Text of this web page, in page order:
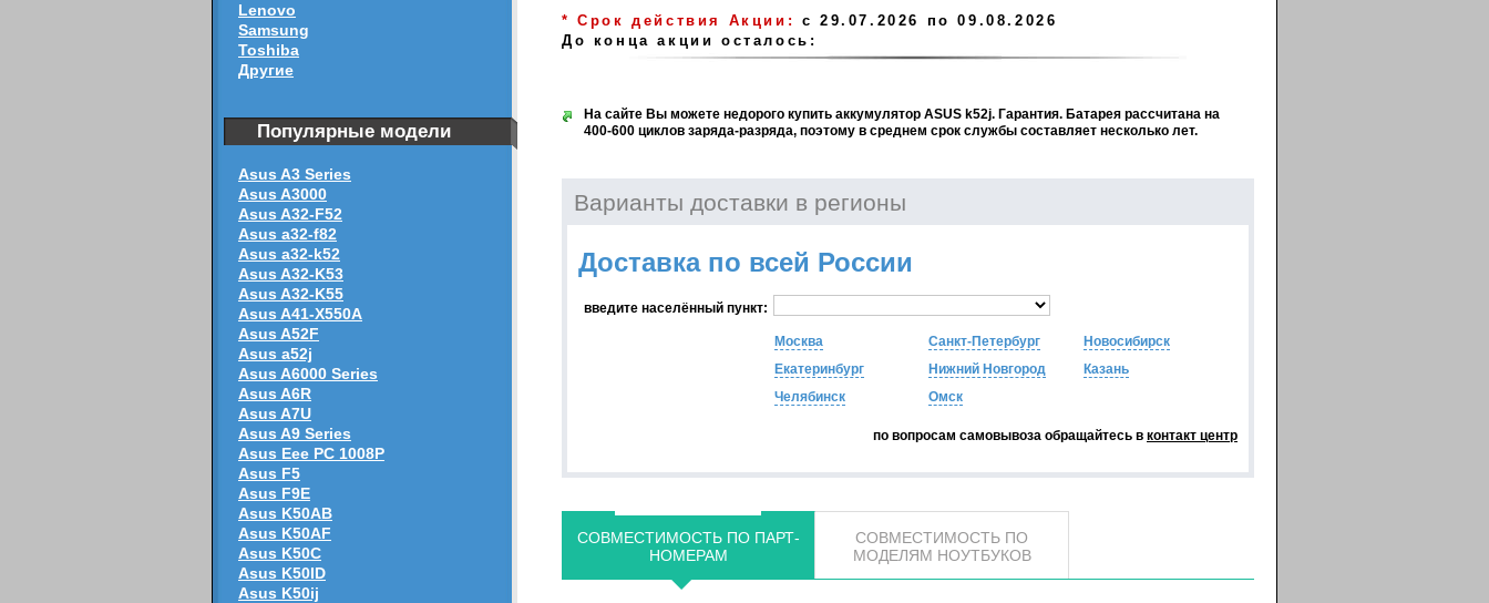
Lenovo
Samsung
Toshiba
Другие
Популярные модели
Asus A3 Series
Asus A3000
Asus A32-F52
Asus a32-f82
Asus a32-k52
Asus A32-K53
Asus A32-K55
Asus A41-X550A
Asus A52F
Asus a52j
Asus A6000 Series
Asus A6R
Asus A7U
Asus A9 Series
Asus Eee PC 1008P
Asus F5
Asus F9E
Asus K50AB
Asus K50AF
Asus K50C
Asus K50ID
Asus K50ij
* Срок действия Акции:
с 29.07.2026 по 09.08.2026
До конца акции осталось:
На сайте Вы можете недорого купить аккумулятор ASUS k52j. Гарантия. Батарея рассчитана на
400-600 циклов заряда-разряда, поэтому в среднем срок службы составляет несколько лет.
Варианты доставки в регионы
Доставка по всей России
введите населённый пункт:
Москва Санкт-Петербург
Новосибирск
Екатеринбург
Нижний Новгород
Казань
Челябинск
Омск
по вопросам самовывоза обращайтесь в контакт центр
СОВМЕСТИМОСТЬ ПО ПАРТ-
НОМЕРАМ
СОВМЕСТИМОСТЬ ПО
МОДЕЛЯМ НОУТБУКОВ